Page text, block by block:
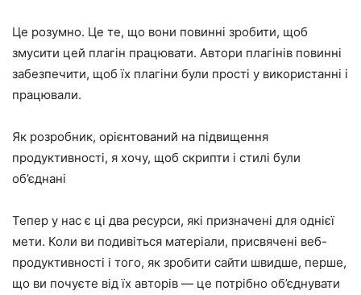
Це розумно. Це те, що вони повинні зробити, щоб
змусити цей плагін працювати. Автори плагінів повинні
забезпечити, щоб їх плагіни були прості у використанні і
працювали.
Як розробник, орієнтований на підвищення
продуктивності, я хочу, щоб скрипти і стилі були
об’єднані
Тепер у нас є ці два ресурси, які призначені для однієї
мети. Коли ви подивіться матеріали, присвячені веб-
продуктивності і того, як зробити сайти швидше, перше,
що ви почуєте від їх авторів — це потрібно об’єднувати